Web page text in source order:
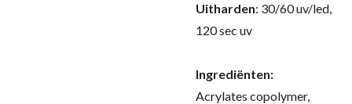
Uitharden: 30/60 uv/led,
120 sec uv
Ingrediënten:
Acrylates copolymer,